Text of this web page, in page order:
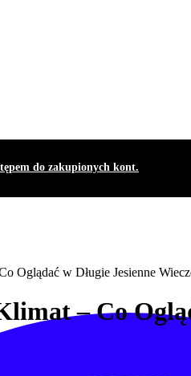
do zakupionych kont.
Oglądać w Długie Jesienne
– Co